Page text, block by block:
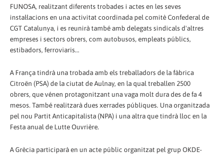
FUNOSA, realitzant diferents trobades i actes en les seves
instal·lacions en una activitat coordinada pel comitè Confederal de
CGT Catalunya, i es reunirà també amb delegats sindicals d'altres
empreses i sectors obrers, com autobusos, empleats públics,
estibadors, ferroviaris...
A França tindrà una trobada amb els treballadors de la fàbrica
Citroën (PSA) de la ciutat de Aulnay, en la qual treballen 2500
obrers, que vénen protagonitzant una vaga molt dura des de fa 4
mesos. També realitzarà dues xerrades públiques. Una organitzada
pel nou Partit Anticapitalista (NPA) i una altra que tindrà lloc en la
Festa anual de Lutte Ouvrière.
A Grècia participarà en un acte públic organitzat pel grup OKDE-